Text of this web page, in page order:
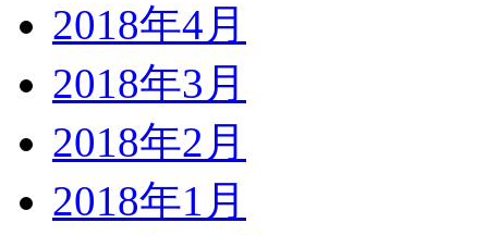
2018年4月
2018年3月
2018年2月
2018年1月